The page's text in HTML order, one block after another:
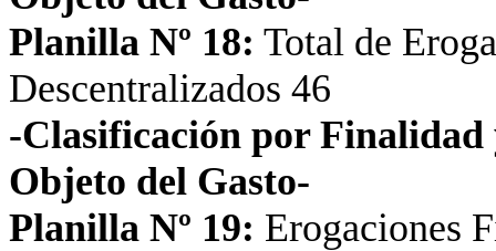
Planilla Nº 18: Total de
Descentralizados 46
-Clasificación por
Objeto del Gasto-
Planilla Nº 19: Erogaciones